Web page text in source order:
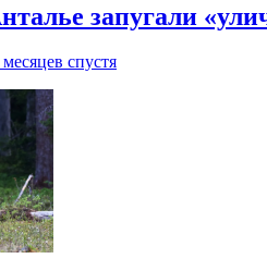
запугали
месяцев спустя